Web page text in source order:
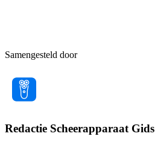
Samengesteld door
Redactie Scheerapparaat Gids